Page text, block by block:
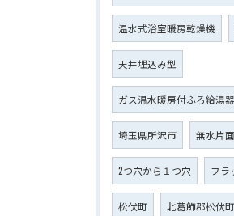
温水式浴室暖房乾燥機
天井埋込み型
ガス温水暖房付ふろ給湯
埼玉県所沢市 無水片
2つ穴から１つ穴 フラ
松伏町 北葛飾郡松伏町